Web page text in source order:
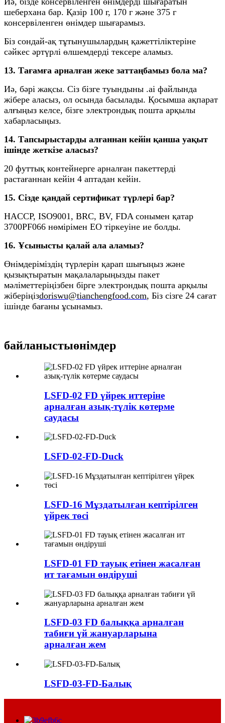
шеберхана бар. Қазір 100 г, 170 г және 375 г
консервіленген өнімдер шығарамыз.
Біз сондай-ақ тұтынушылардың қажеттіліктеріне
сәйкес әртүрлі өлшемдерді тексере аламыз.
13. Тағамға арналған жеке заттаңбамыз бола ма?
Иә, бәрі жақсы. Сіз бізге туындыны .ai файлында
жібере аласыз, ол осында басылады. Қосымша ақпарат
алғыңыз келсе, бізге электрондық пошта арқылы
хабарласыңыз.
14. Тапсырыстарды алғаннан кейін қанша уақыт
ішінде жеткізе аласыз?
20 футтық контейнерге арналған пакеттерді
растағаннан кейін 4 аптадан кейін.
15. Сізде қандай сертификат түрлері бар?
HACCP, ISO9001, BRC, BV, FDA сонымен қатар
3700PF066 нөмірімен ЕО тіркеуіне ие болды.
16. Ұсынысты қалай ала аламыз?
Өнімдеріміздің түрлерін қарап шығыңыз және
қызықтыратын мақалаларыңызды пакет
мәліметтеріңізбен бірге электрондық пошта арқылы
жіберіңізdoriswu@tianchengfood.com, Біз сізге 24 сағат
ішінде бағаны ұсынамыз.
байланыстыөнімдер
LSFD-02 FD үйрек иттеріне
арналған азық-түлік көтерме
саудасы
LSFD-02-FD-Duck
LSFD-16 Мұздатылған кептірілген
үйрек төсі
LSFD-01 FD тауық етінен жасалған
ит тағамын өндіруші
LSFD-03 FD балыққа арналған
табиғи үй жануарларына
арналған жем
LSFD-03-FD-Балық